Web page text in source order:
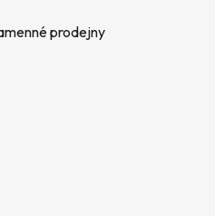
prodejny